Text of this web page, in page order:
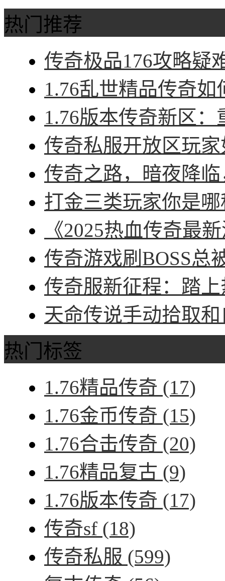
热门推荐
传奇极品176攻略疑
1.76乱世精品传奇
1.76版本传奇新区
传奇私服开放区玩
传奇之路，暗夜降
打金三类玩家你是
《2025热血传奇最
传奇游戏刷BOSS总
传奇服新征程：踏
天命传说手动拾取
热门标签
1.76精品传奇 (17)
1.76金币传奇 (15)
1.76合击传奇 (20)
1.76精品复古 (9)
1.76版本传奇 (17)
传奇sf (18)
传奇私服 (599)